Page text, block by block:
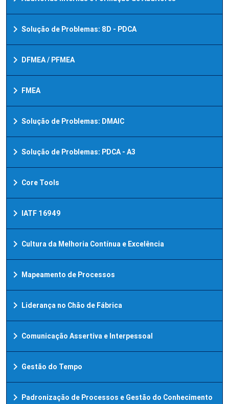
chevron_right Solução de Problemas: 8D - PDCA
chevron_right DFMEA / PFMEA
chevron_right FMEA
chevron_right Solução de Problemas: DMAIC
chevron_right Solução de Problemas: PDCA - A3
chevron_right Core Tools
chevron_right IATF 16949
chevron_right Cultura da Melhoria Contínua e Excelência
chevron_right Mapeamento de Processos
chevron_right Liderança no Chão de Fábrica
chevron_right Comunicação Assertiva e Interpessoal
chevron_right Gestão do Tempo
chevron_right Padronização de Processos e Gestão do Conhecimento